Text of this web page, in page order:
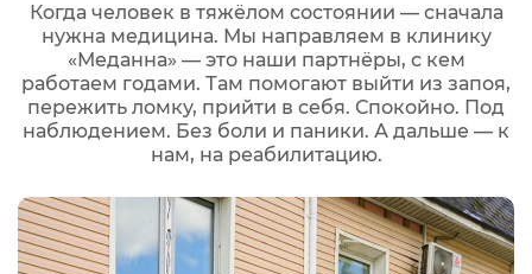
Когда человек в тяжёлом состоянии — сначала
нужна медицина. Мы направляем в клинику
«Меданна» — это наши партнёры, с кем
работаем годами. Там помогают выйти из запоя,
пережить ломку, прийти в себя. Спокойно. Под
наблюдением. Без боли и паники. А дальше — к
нам, на реабилитацию.